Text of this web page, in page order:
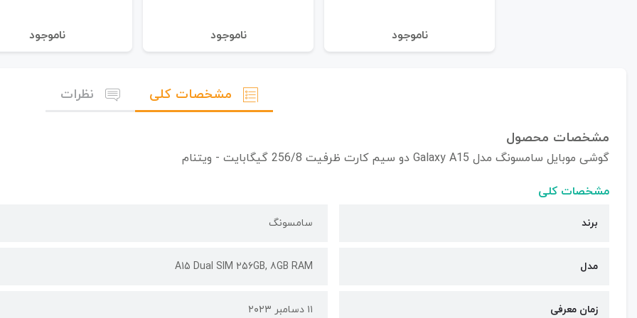
نا‌موجود نا‌موجود نا‌موجود
مشخصات کلی نظرات
مشخصات محصول
گوشی موبایل سامسونگ مدل Galaxy A15 دو سیم کارت ظرفیت 256/8 گیگابایت - ویتنام
مشخصات کلی
برند سامسونگ
مدل A15 Dual SIM 256GB, 8GB RAM
زمان معرفی ۱۱ دسامبر ۲۰۲۳